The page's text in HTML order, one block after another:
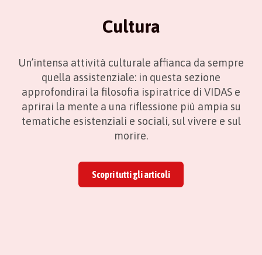
Cultura
Un’intensa attività culturale affianca da sempre
quella assistenziale: in questa sezione
approfondirai la filosofia ispiratrice di VIDAS e
aprirai la mente a una riflessione più ampia su
tematiche esistenziali e sociali, sul vivere e sul
morire.
Scopri tutti gli articoli